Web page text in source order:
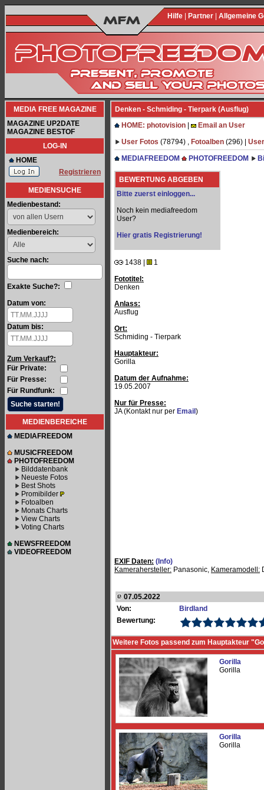
Hilfe Partner Allgemeine
MEDIA FREE MAGAZINE
MAGAZINE UP2DATE
MAGAZINE BESTOF
LOG-IN
HOME
Registrieren
MEDIENSUCHE
Medienbestand:
Medienbereich:
Suche nach:
Exakte Suche?:
Datum von:
Datum bis:
Zum Verkauf?:
Für Private:
Für Presse:
Für Rundfunk:
MEDIENBEREICHE
MEDIAFREEDOM
MUSICFREEDOM
PHOTOFREEDOM
Bilddatenbank
Neueste Fotos
Best Shots
Promibilder
Fotoalben
Monats Charts
View Charts
Voting Charts
NEWSFREEDOM
VIDEOFREEDOM
Denken - Schmiding - Tierpark (Ausflug)
HOME: photovision
Email an User
User Fotos (78794) , Fotoalben (296) |
MEDIAFREEDOM
PHOTOFREEDOM
BEWERTUNG ABGEBEN
Bitte zuerst einloggen...
Noch kein mediafreedom
User?
Hier gratis Registrierung!
1438 |
1
Fototitel:
Denken
Anlass:
Ausflug
Ort:
Schmiding - Tierpark
Hauptakteur:
Gorilla
Datum der Aufnahme:
19.05.2007
Nur für Presse:
JA (Kontakt nur per Email )
EXIF Daten: (Info)
Kamerahersteller: Panasonic, Kameramodell:
07.05.2022
Von:
Birdland
Bewertung:
Weitere Fotos passend zum Hauptakteur
Gorilla
Gorilla
Gorilla
Gorilla